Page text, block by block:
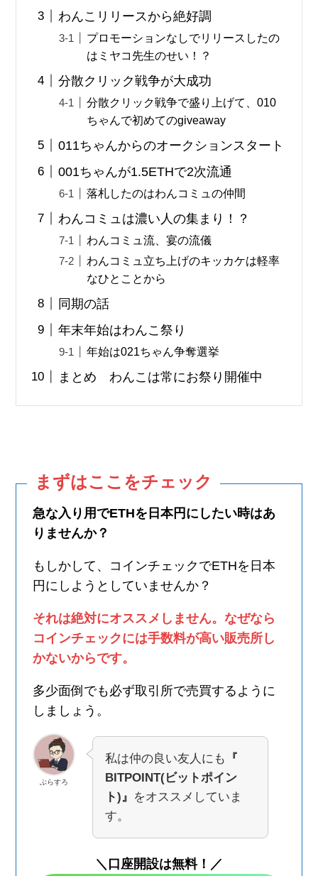
わんこリリースから絶好調
プロモーションなしでリリースしたの
はミヤコ先生のせい！？
分散クリック戦争が大成功
分散クリック戦争で盛り上げて、010
ちゃんで初めてのgiveaway
011ちゃんからのオークションスタート
001ちゃんが1.5ETHで2次流通
落札したのはわんコミュの仲間
わんコミュは濃い人の集まり！？
わんコミュ流、宴の流儀
わんコミュ立ち上げのキッカケは軽率
なひとことから
同期の話
年末年始はわんこ祭り
年始は021ちゃん争奪選挙
まとめ わんこは常にお祭り開催中
まずはここをチェック
急な入り用でETHを日本円にしたい時はあ
りませんか？
もしかして、コインチェックでETHを日本
円にしようとしていませんか？
それは絶対にオススメしません。なぜなら
コインチェックには手数料が高い販売所し
かないからです。
多少面倒でも必ず取引所で売買するように
しましょう。
ぶらすろ
私は仲の良い友人にも 『
BITPOINT(ビットポイン
ト)』 をオススメしていま
す。
＼口座開設は無料！／